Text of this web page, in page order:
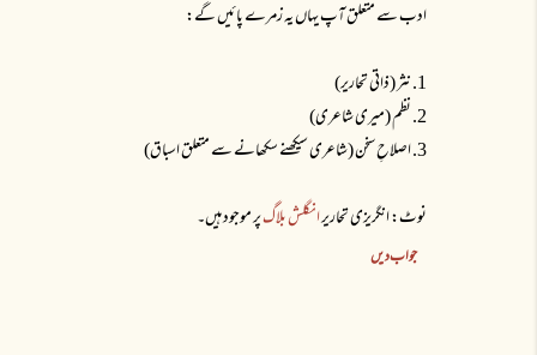
ادب سے متعلق آپ یہاں یہ زمرے پائیں گے:
1. نثر (ذاتی تحاریر)
2. نظم (میری شاعری)
3. اصلاحِ سخن (شاعری سیکھنے سکھانے سے متعلق اسباق)
نوٹ: انگریزی تحاریرانگلش بلاگپر موجود ہیں۔
جواب دیں